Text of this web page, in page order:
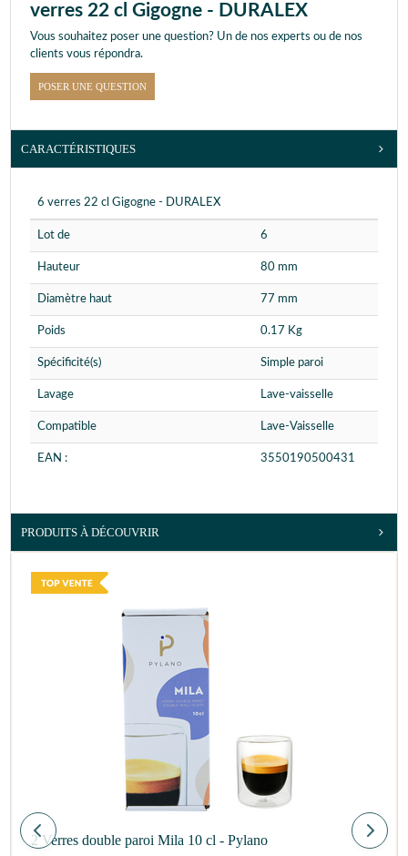
verres 22 cl Gigogne - DURALEX
Vous souhaitez poser une question? Un de nos experts ou de nos
clients vous répondra.
POSER UNE QUESTION
CARACTÉRISTIQUES
6 verres 22 cl Gigogne - DURALEX
Lot de 6
Hauteur 80 mm
Diamètre haut 77 mm
Poids 0.17 Kg
Spécificité(s) Simple paroi
Lavage Lave-vaisselle
Compatible Lave-Vaisselle
EAN : 3550190500431
PRODUITS À DÉCOUVRIR
2 Verres double paroi Mila 10 cl - Pylano